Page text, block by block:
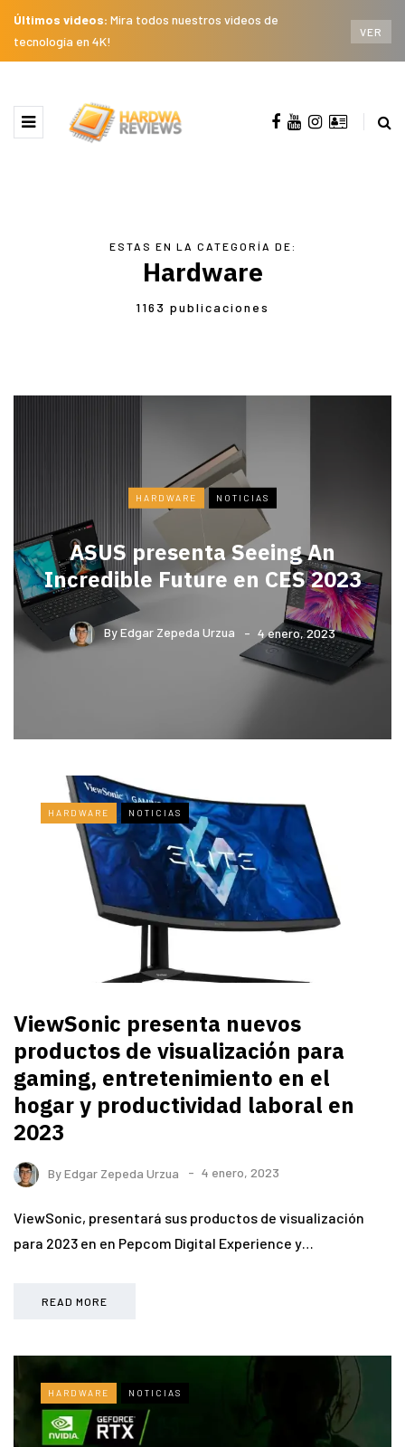
Últimos videos: Mira todos nuestros videos de
tecnología en 4K!
VER
ESTAS EN LA CATEGORÍA DE:
Hardware
1163 publicaciones
HARDWARE NOTICIAS
ASUS presenta Seeing An
Incredible Future en CES 2023
ByEdgar Zepeda Urzua 4 enero, 2023
HARDWARE NOTICIAS
ViewSonic presenta nuevos
productos de visualización para
gaming, entretenimiento en el
hogar y productividad laboral en
2023
ByEdgar Zepeda Urzua 4 enero, 2023
ViewSonic, presentará sus productos de visualización
para 2023 en en Pepcom Digital Experience y…
READ MORE
HARDWARE NOTICIAS